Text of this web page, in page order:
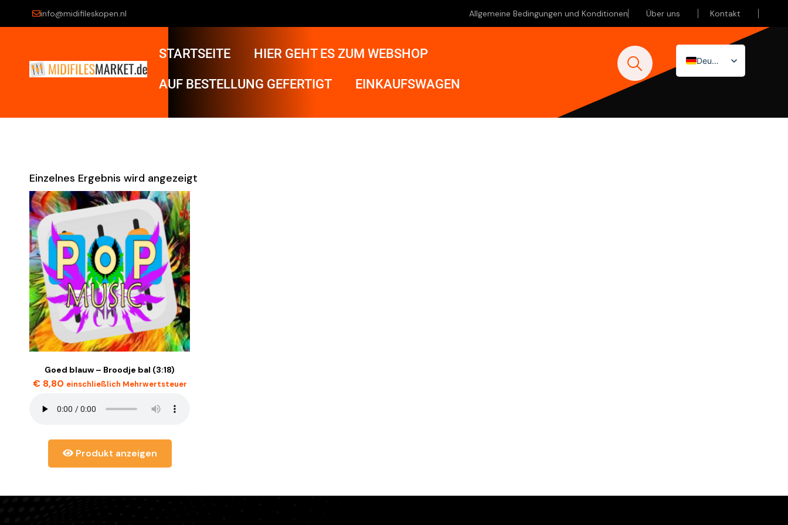
info@midifileskopen.nl Allgemeine Bedingungen und Konditionen Über uns Kontakt
STARTSEITE HIER GEHT ES ZUM WEBSHOP
AUF BESTELLUNG GEFERTIGT EINKAUFSWAGEN
Deutsch
Nederlands
Einzelnes Ergebnis wird angezeigt
Goed blauw – Broodje bal (3:18)
€8,80 einschließlich Mehrwertsteuer
Produkt anzeigen